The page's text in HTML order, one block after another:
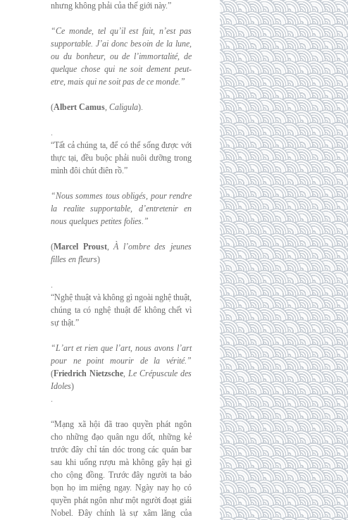
nhưng không phải của thế giới này.”
“Ce monde, tel qu’il est fait, n’est pas
supportable. J’ai donc besoin de la lune,
ou du bonheur, ou de l’immortalité, de
quelque chose qui ne soit dement peut-
etre, mais qui ne soit pas de ce monde.”
(Albert Camus, Caligula).
.
“Tất cả chúng ta, để có thể sống được với
thực tại, đều buộc phải nuôi dưỡng trong
mình đôi chút điên rồ.”
“Nous sommes tous obligés, pour rendre
la realite supportable, d’entretenir en
nous quelques petites folies.”
(Marcel Proust,À l’ombre des jeunes
filles en fleurs)
.
“Nghệ thuật và không gì ngoài nghệ thuật,
chúng ta có nghệ thuật để không chết vì
sự thật.”
“L’art et rien que l’art, nous avons l’art
pour ne point mourir de la vérité.”
(Friedrich Nietzsche, Le Crépuscule des
Idoles)
.
“Mạng xã hội đã trao quyền phát ngôn
cho những đạo quân ngu dốt, những kẻ
trước đây chỉ tán dóc trong các quán bar
sau khi uống rượu mà không gây hại gì
cho cộng đồng. Trước đây người ta bảo
bọn họ im miệng ngay. Ngày nay họ có
quyền phát ngôn như một người đoạt giải
Nobel. Đây chính là sự xâm lăng của